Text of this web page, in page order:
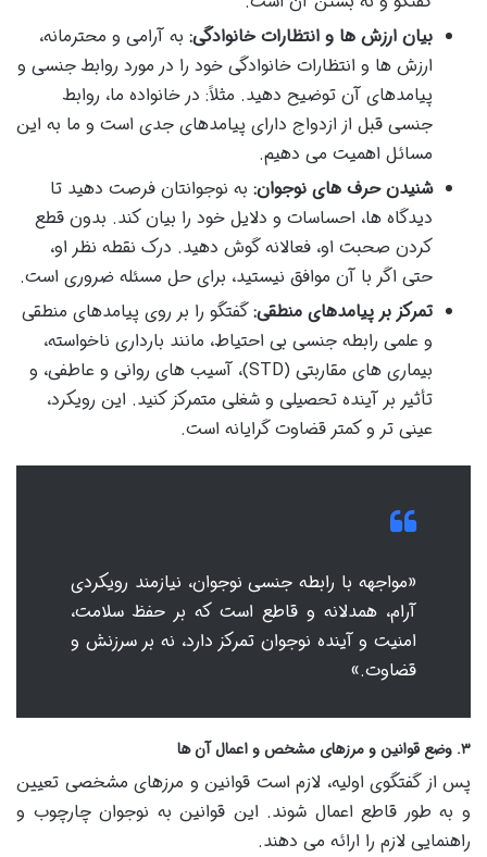
بیان ارزش ها و انتظارات خانوادگی: به آرامی و محترمانه،
ارزش ها و انتظارات خانوادگی خود را در مورد روابط جنسی و
پیامدهای آن توضیح دهید. مثلاً: در خانواده ما، روابط
جنسی قبل از ازدواج دارای پیامدهای جدی است و ما به این
مسائل اهمیت می دهیم.
شنیدن حرف های نوجوان: به نوجوانتان فرصت دهید تا
دیدگاه ها، احساسات و دلایل خود را بیان کند. بدون قطع
کردن صحبت او، فعالانه گوش دهید. درک نقطه نظر او،
حتی اگر با آن موافق نیستید، برای حل مسئله ضروری است.
تمرکز بر پیامدهای منطقی:گفتگو را بر روی پیامدهای منطقی
و علمی رابطه جنسی بی احتیاط، مانند بارداری ناخواسته،
بیماری های مقاربتی (STD)، آسیب های روانی و عاطفی، و
تأثیر بر آینده تحصیلی و شغلی متمرکز کنید. این رویکرد،
عینی تر و کمتر قضاوت گرایانه است.
«مواجهه با رابطه جنسی نوجوان، نیازمند رویکردی
آرام، همدلانه و قاطع است که بر حفظ سلامت،
امنیت و آینده نوجوان تمرکز دارد، نه بر سرزنش و
قضاوت.»
۳. وضع قوانین و مرزهای مشخص و اعمال آن ها
پس از گفتگوی اولیه، لازم است قوانین و مرزهای مشخصی تعیین
و به طور قاطع اعمال شوند. این قوانین به نوجوان چارچوب و
راهنمایی لازم را ارائه می دهند.